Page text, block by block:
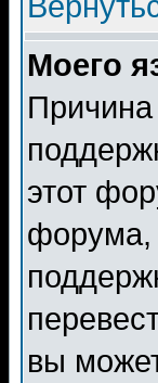
Моего
Причина
этот
форума,
вы